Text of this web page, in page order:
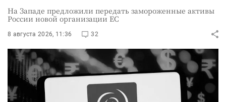
На Западе предложили передать замороженные активы
России новой организации ЕС
8 августа 2026, 11:36 32